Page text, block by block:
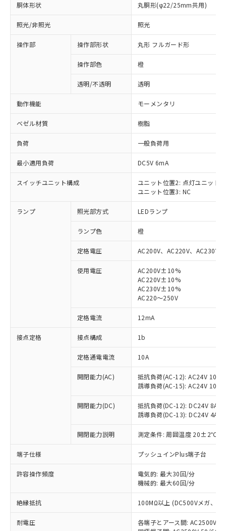
胴体形状 丸胴形(φ22/25mm共用)
照光/非照光 照光
操作部 操作部形状 丸形 フルガード形
操作部色 橙
透明/不透明 透明
動作機能 モーメンタリ
ベゼル材質 樹脂
負荷 一般負荷用
最小適用負荷 DC5V 6mA
スイッチユニット構成
ユニット位置2: 点灯ユニット
ユニット位置3: NC
ランプ 照光部方式 LEDランプ
ランプ色 橙
定格電圧 AC200V、AC220V、AC230V
使用電圧
AC200V±10%
AC220V±10%
AC230V±10%
AC220～250V
定格電流 12mA
接点定格 接点構成 1b
定格通電電流 10A
開閉能力(AC)
抵抗負荷(AC-12): AC24V 10A/
誘導負荷(AC-15): AC24V
開閉能力(DC)
抵抗負荷(DC-12): DC24V 8A/
誘導負荷(DC-13): DC24V 4A/
開閉能力説明 測定条件: 周囲温度 20±2℃、
端子仕様 プッシュインPlus端子台
許容操作頻度
電気的: 最大30回/分
機械的: 最大60回/分
絶縁抵抗 100MΩ以上 (DC500Vメガ、点
耐電圧
各端子とアース間: AC2500V
ご利用条件
以下の条件をお読みいただき、同意のうえ
本サービスは、当社制御機器事業取扱
商品の当社在庫状況および標準価格
(税抜)を提供させていただくもので
当社制御機器事業取扱商品の中には、
本サービスの対象外となる商品もある
ことをご了承ください。
在庫状況および標準価格照会結果は、
記載している更新日時点での社内デー
タに基づき作成されるものであり、閲
準価格とは異なる場合があることをご
対応済み：EU RoHS指令（10物質）の
非含有に対応した製品が提供可能な商品で
対応予定：EU RoHS指令（10物質）の非含
有に対応した製品に切り替える予定のある
対応予定なし：EU RoHS指令（10物質）の
非含有に非対応の商品で、対応品を出す予
調査・確認中：EU RoHS指令（10物質）の
非含有の対応状況を調査中または確認中の
非該当品：ライセンス料など無形物で、有
害物質有無と関係のない商品です。
仕入先様の事情により、非含有部品として
いたものが、含有品と判明した場合などや
むを得ず変更することがあります。
*EU RoHS指令（10物質）：
鉛(Pb) 1000ppm以下、 水銀(Hg) 1000ppm以下、 カド
六価クロム(Cr(Ⅵ)) 1000ppm以下、ポリ臭化ビフェニル
「○」：最大均質材料含有率が中国RoHSの
基準値以下であることを示します。
「×」：最大均質材料含有率が中国RoHSの
基準値を超えていることを示します。
「－」：未確認です。当社販売部門へお問
当社は、これら貴社製品のうち、外国
為替および外国貿易法に定める商品
（以下｢規制貨物等」という）を輸出
または国外への提供する場合は、日本
国政府の輸出許可(または役務取引許
可)を取得するなどの必要な手続きを